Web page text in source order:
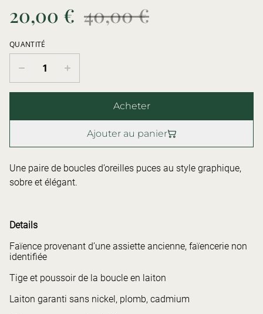
20,00 € 40,00 €
QUANTITÉ
Acheter
Ajouter au panier
Une paire de boucles d’oreilles puces au style graphique,
sobre et élégant.
Details
Faïence provenant d’une assiette ancienne, faïencerie non
identifiée
Tige et poussoir de la boucle en laiton
Laiton garanti sans nickel, plomb, cadmium